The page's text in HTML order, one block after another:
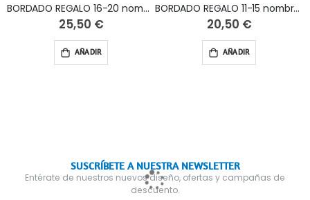
BORDADO REGALO 16-20 nombres
25,50 €
AÑADIR
BORDADO REGALO 11-15 nombres
20,50 €
AÑADIR
SUSCRÍBETE A NUESTRA NEWSLETTER
Entérate de nuestros nuevos diseño, ofertas y campañas de
descuento.